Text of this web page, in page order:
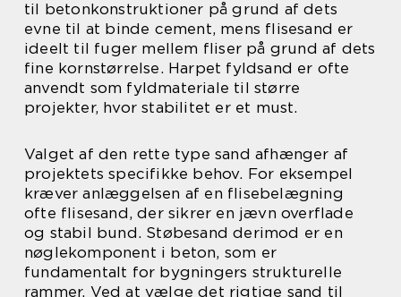
til betonkonstruktioner på grund af dets
evne til at binde cement, mens flisesand er
ideelt til fuger mellem fliser på grund af dets
fine kornstørrelse. Harpet fyldsand er ofte
anvendt som fyldmateriale til større
projekter, hvor stabilitet er et must.
Valget af den rette type sand afhænger af
projektets specifikke behov. For eksempel
kræver anlæggelsen af en flisebelægning
ofte flisesand, der sikrer en jævn overflade
og stabil bund. Støbesand derimod er en
nøglekomponent i beton, som er
fundamentalt for bygningers strukturelle
rammer. Ved at vælge det rigtige sand til